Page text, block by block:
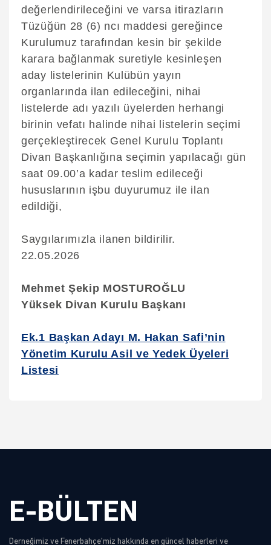
değerlendirileceğini ve varsa itirazların
Tüzüğün 28 (6) ncı maddesi gereğince
Kurulumuz tarafından kesin bir şekilde
karara bağlanmak suretiyle kesinleşen
aday listelerinin Kulübün yayın
organlarında ilan edileceğini, nihai
listelerde adı yazılı üyelerden herhangi
birinin vefatı halinde nihai listelerin seçimi
gerçekleştirecek Genel Kurulu Toplantı
Divan Başkanlığına seçimin yapılacağı gün
saat 09.00’a kadar teslim edileceği
hususlarının işbu duyurumuz ile ilan
edildiği,
Saygılarımızla ilanen bildirilir.
22.05.2026
Mehmet Şekip MOSTUROĞLU
Yüksek Divan Kurulu Başkanı
Ek.1 Başkan Adayı M. Hakan Safi’nin
Yönetim Kurulu Asil ve Yedek Üyeleri
Listesi
E-BÜLTEN
Derneğimiz ve Fenerbahçe'miz hakkında en güncel haberleri ve